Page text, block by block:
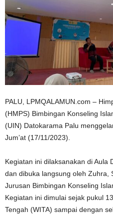
PALU, LPMQALAMUN.com –
(HMPS) Bimbingan Konseling
(UIN) Datokarama Palu
Jum’at (17/11/2023).
Kegiatan ini dilaksanakan di Aula
dan dibuka langsung oleh Zuhra,
Jurusan Bimbingan Konseling
Kegiatan ini dimulai sejak pukul
Tengah (WITA) sampai dengan